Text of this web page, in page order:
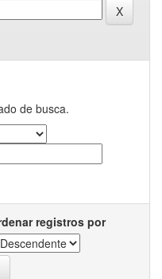
de busca.
registros por